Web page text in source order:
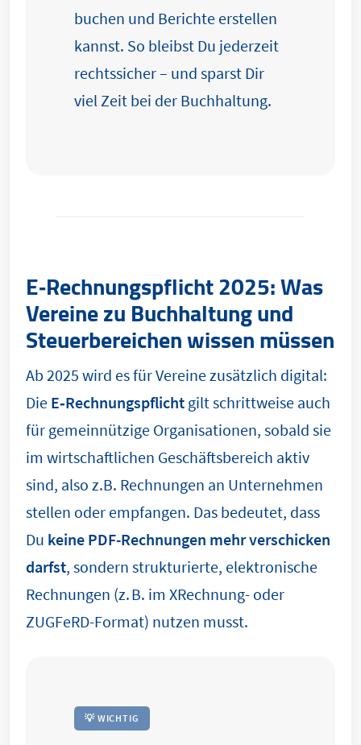
buchen und Berichte erstellen
kannst. So bleibst Du jederzeit
rechtssicher – und sparst Dir
viel Zeit bei der Buchhaltung.
E‑Rechnungspflicht 2025: Was
Vereine zu Buchhaltung und
Steuerbereichen wissen müssen
Ab 2025 wird es für Vereine zusätzlich digital:
Die E‑Rechnungspflicht gilt schrittweise auch
für gemeinnützige Organisationen, sobald sie
im wirtschaftlichen Geschäftsbereich aktiv
sind, also z.B. Rechnungen an Unternehmen
stellen oder empfangen. Das bedeutet, dass
Du keine PDF-Rechnungen mehr verschicken
darfst, sondern strukturierte, elektronische
Rechnungen (z. B. im XRechnung- oder
ZUGFeRD-Format) nutzen musst.
💡 WICHTIG